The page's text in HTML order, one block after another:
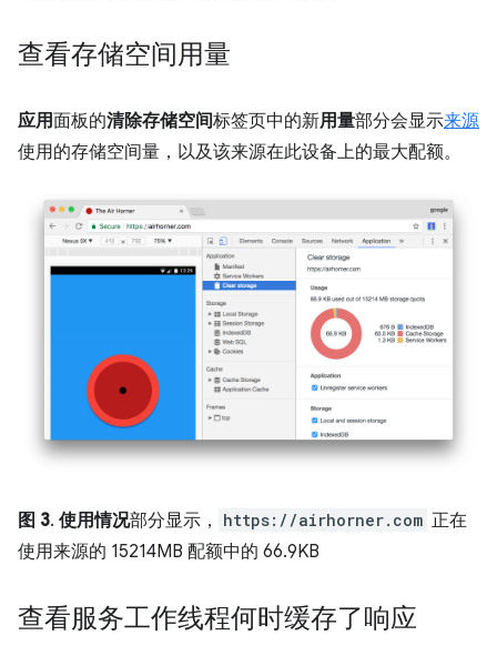
查看存储空间用量
应用面板的清除存储空间标签页中的新用量部分会显示来源
使用的存储空间量，以及该来源在此设备上的最大配额。
图 3. 使用情况部分显示， https://airhorner.com 正在
使用来源的 15214MB 配额中的 66.9KB
查看服务工作线程何时缓存了响应